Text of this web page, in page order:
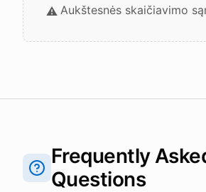
⚠️ Aukštesnės skaičiavimo
Frequently
Questions